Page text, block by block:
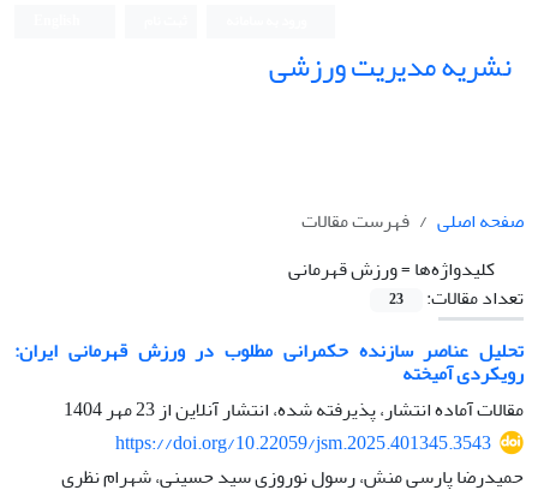
نشریه مدیریت ورزشی
صفحه اصلی
فهرست مقالات
کلیدواژه‌ها =ورزش قهرمانی
تعداد مقالات:
23
تحلیل عناصر سازنده حکمرانی مطلوب در ورزش قهرمانی ایران:
رویکردی آمیخته
مقالات آماده انتشار، پذیرفته شده، انتشار آنلاین از23 مهر 1404
https://doi.org/10.22059/jsm.2025.401345.3543
حمیدرضا پارسی منش، رسول نوروزی سید حسینی، شهرام نظری